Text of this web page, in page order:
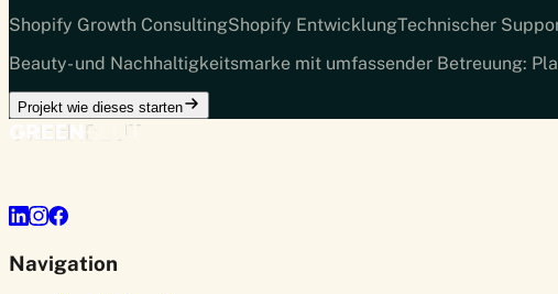
Shopify Growth ConsultingShopify EntwicklungTechnischer
Beauty- und Nachhaltigkeitsmarke mit umfassender Betreuung:
Projekt wie dieses starten
Navigation